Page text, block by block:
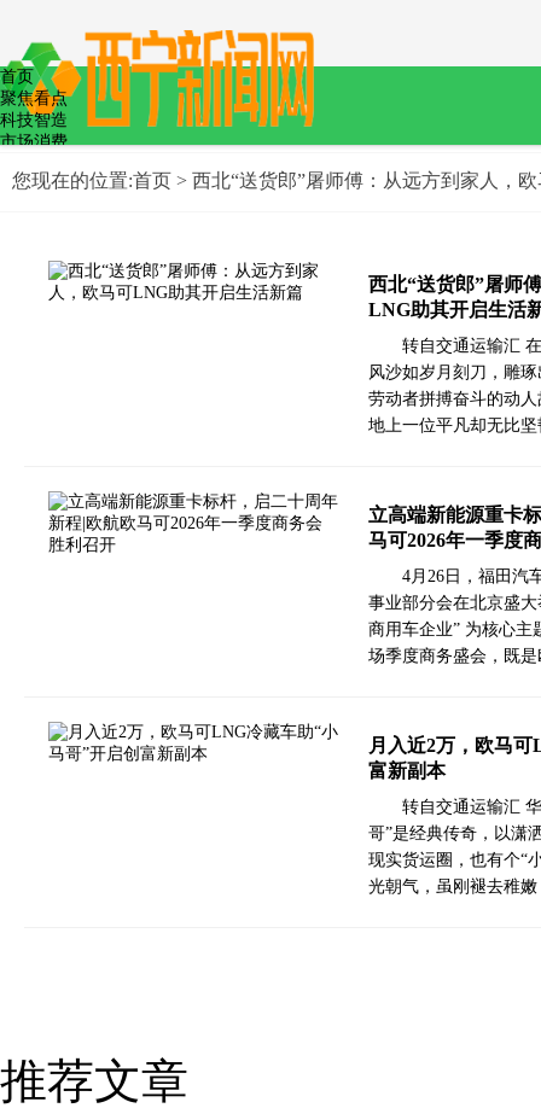
首页
聚焦看点
科技智造
市场消费
文娱体育
政策法制
您现在的位置:首页 > 西北“送货郎”屠师傅：从远方到家人，
西北“送货郎”屠师
LNG助其开启生活
转自交通运输汇
风沙如岁月刻刀，雕
劳动者拼搏奋斗的动
地上一位平凡却无比
立高端新能源重卡
马可2026年一季度
4月26日，福田汽
事业部分会在北京盛
商用车企业” 为核心主
场季度商务盛会，既
月入近2万，欧马
富新副本
转自交通运输汇
哥”是经典传奇，以潇
现实货运圈，也有个“
光朝气，虽刚褪去稚
推荐文章